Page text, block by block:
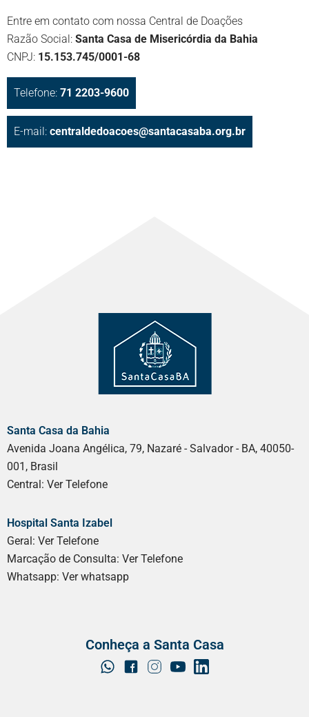
Entre em contato com nossa Central de Doações
Razão Social: Santa Casa de Misericórdia da Bahia
CNPJ: 15.153.745/0001-68
Telefone: 71 2203-9600
E-mail: centraldedoacoes@santacasaba.org.br
Santa Casa da Bahia
Avenida Joana Angélica, 79, Nazaré - Salvador - BA, 40050-
001, Brasil
Central: Ver Telefone
Hospital Santa Izabel
Geral: Ver Telefone
Marcação de Consulta: Ver Telefone
Whatsapp: Ver whatsapp
Conheça a Santa Casa